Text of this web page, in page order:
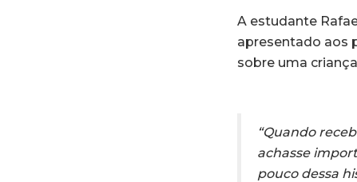
A estudante
apresentado aos
sobre uma
“Quando
achasse
pouco dessa